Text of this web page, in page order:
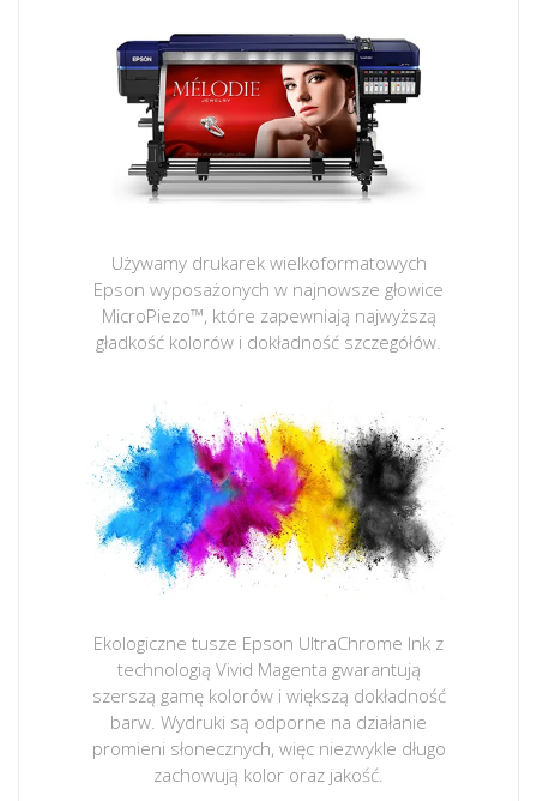
Używamy drukarek wielkoformatowych
Epson wyposażonych w najnowsze głowice
MicroPiezo™, które zapewniają najwyższą
gładkość kolorów i dokładność szczegółów.
Ekologiczne tusze Epson UltraChrome Ink z
technologią Vivid Magenta gwarantują
szerszą gamę kolorów i większą dokładność
barw. Wydruki są odporne na działanie
promieni słonecznych, więc niezwykle długo
zachowują kolor oraz jakość.